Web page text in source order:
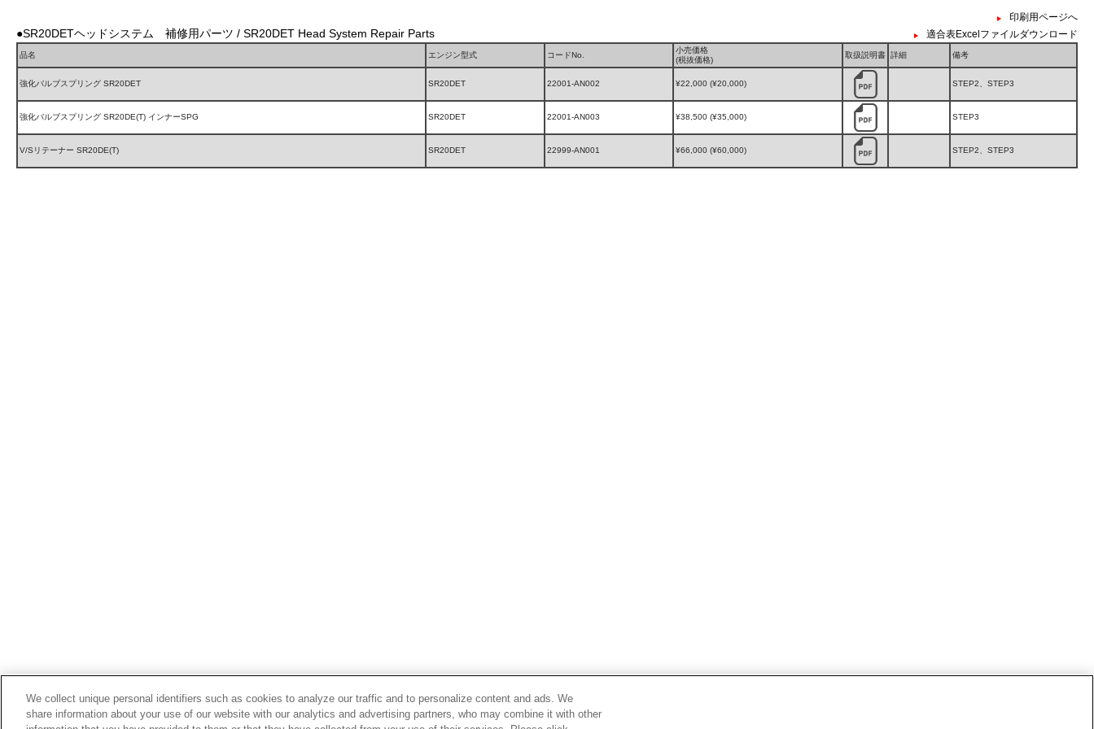
印刷用ページへ
●SR20DETヘッドシステム 補修用パーツ / SR20DET Head System Repair Parts 適合表Excelファイルダウンロード
品名 エンジン型式 コードNo.
小売価格
(税抜価格)
取扱説明書 詳細 備考
強化バルブスプリング SR20DET SR20DET 22001-AN002 ¥22,000 (¥20,000) STEP2、STEP3
強化バルブスプリング SR20DE(T) インナーSPG SR20DET 22001-AN003 ¥38,500 (¥35,000) STEP3
V/Sリテーナー SR20DE(T) SR20DET 22999-AN001 ¥66,000 (¥60,000) STEP2、STEP3
We collect unique personal identifiers such as cookies to analyze our traffic and to personalize content and ads. We
share information about your use of our website with our analytics and advertising partners, who may combine it with other